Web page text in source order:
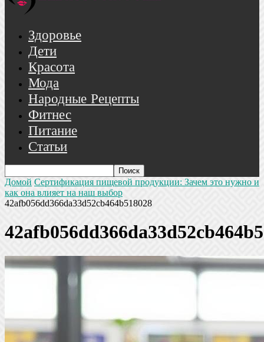
Здоровье
Дети
Красота
Мода
Народные Рецепты
Фитнес
Питание
Статьи
Домой Сертификация пищевой продукции: Зачем это нужно и
как она влияет на наш выбор
42afb056dd366da33d52cb464b518028